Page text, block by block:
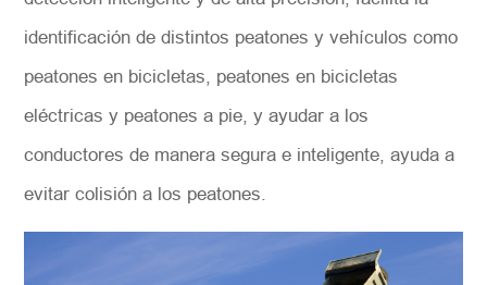
identificación de distintos peatones y vehículos como
peatones en bicicletas, peatones en bicicletas
eléctricas y peatones a pie, y ayudar a los
conductores de manera segura e inteligente, ayuda a
evitar colisión a los peatones.